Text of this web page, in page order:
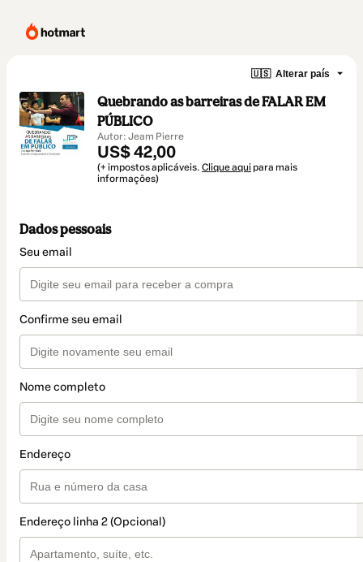
🇺🇸 Alterar país
Quebrando as barreiras de FALAR EM
PÚBLICO
Autor: Jeam Pierre
US$ 42,00
(+ impostos aplicáveis. Clique aqui para mais
informações)
Dados pessoais
Seu email
Confirme seu email
Nome completo
Endereço
Endereço linha 2 (Opcional)